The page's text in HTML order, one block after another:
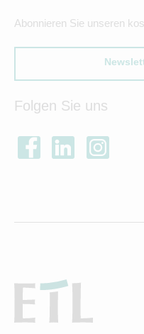
Abonnieren Sie unseren
Folgen Sie uns